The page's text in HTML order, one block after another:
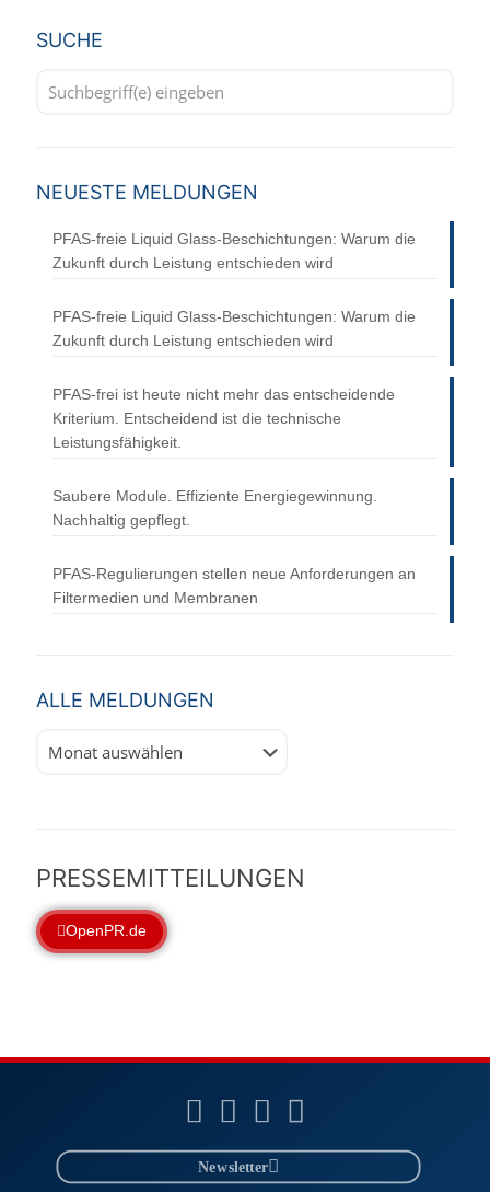
SUCHE
NEUESTE MELDUNGEN
PFAS-freie Liquid Glass-Beschichtungen: Warum die
Zukunft durch Leistung entschieden wird
PFAS-freie Liquid Glass-Beschichtungen: Warum die
Zukunft durch Leistung entschieden wird
PFAS-frei ist heute nicht mehr das entscheidende
Kriterium. Entscheidend ist die technische
Leistungsfähigkeit.
Saubere Module. Effiziente Energiegewinnung.
Nachhaltig gepflegt.
PFAS-Regulierungen stellen neue Anforderungen an
Filtermedien und Membranen
ALLE MELDUNGEN
Meldungen
PRESSEMITTEILUNGEN
OpenPR.de
Newsletter